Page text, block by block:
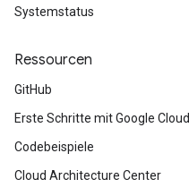
Systemstatus
Ressourcen
GitHub
Erste Schritte mit Google Cloud
Codebeispiele
Cloud Architecture Center